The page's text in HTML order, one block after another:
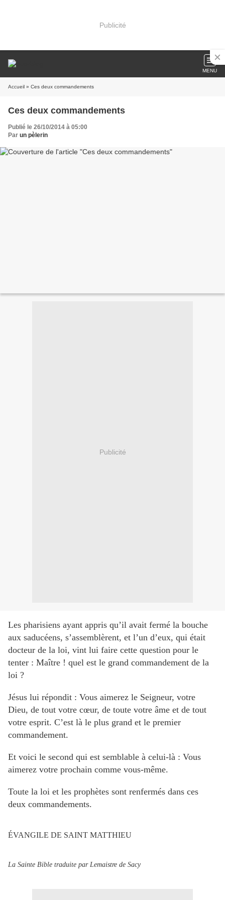
Publicité
MENU
Accueil » Ces deux commandements
Ces deux commandements
Publié le 26/10/2014 à 05:00
Par un pèlerin
Publicité
Les pharisiens ayant appris qu’il avait fermé la bouche
aux saducéens, s’assemblèrent, et l’un d’eux, qui était
docteur de la loi, vint lui faire cette question pour le
tenter : Maître ! quel est le grand commandement de la
loi ?
Jésus lui répondit : Vous aimerez le Seigneur, votre
Dieu, de tout votre cœur, de toute votre âme et de tout
votre esprit. C’est là le plus grand et le premier
commandement.
Et voici le second qui est semblable à celui-là : Vous
aimerez votre prochain comme vous-même.
Toute la loi et les prophètes sont renfermés dans ces
deux commandements.
ÉVANGILE DE SAINT MATTHIEU
La Sainte Bible traduite par Lemaistre de Sacy